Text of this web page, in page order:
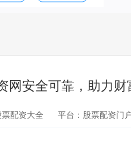
网安全可靠，助力财
配资大全 平台：股票配资门